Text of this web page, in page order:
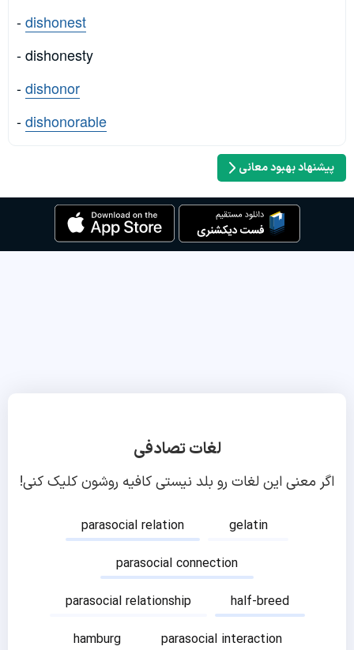
-dishonest
- dishonesty
-dishonor
-dishonorable
پیشنهاد بهبود معانی
لغات تصادفی
اگر معنی این لغات رو بلد نیستی کافیه روشون کلیک کنی!
parasocial relation
gelatin
parasocial connection
parasocial relationship
half-breed
hamburg
parasocial interaction